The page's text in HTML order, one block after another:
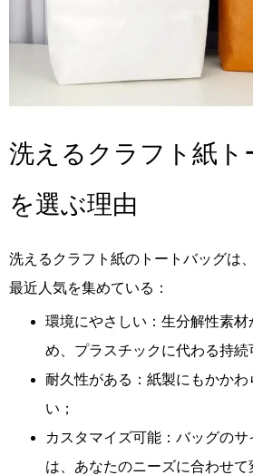
洗えるクラフト紙ト
を選ぶ理由
洗えるクラフト紙のトートバッグは
最近人気を集めている：
環境にやさしい：生分解性素材
め、プラスチックに代わる持続
耐久性がある：紙製にもかかわ
い；
カスタマイズ可能：バッグの
は、あなたのニーズに合わせて